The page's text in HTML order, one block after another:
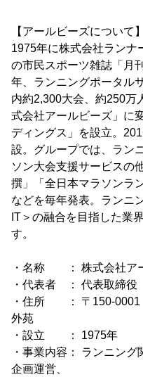
【アールビーズについて】
1975年に株式会社ランナ
の市民スポーツ雑誌「月
年、ランニングポータル
内約2,300大会、約250万
式会社アールビーズ」に
ディングス」を設立。
設。グループでは、ラン
ソン大会支援サービスの
撰」「全日本マラソンラ
などを毎年発表。ランニ
IT＞の融合を目指した業
す。
・名称 ： 株式会社ア
・代表者 ： 代表取締
・住所 ： 〒150-0001
外苑
・設立 ： 1975年
・事業内容： ランニン
企画運営、